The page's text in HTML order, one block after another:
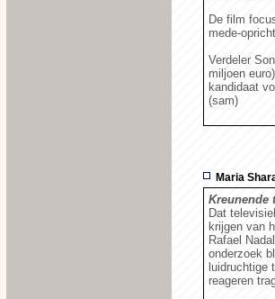
De film
mede-
Verdeler
miljoen
kandidaat
(sam)
Maria
Kreunende
Dat
krijgen van
Rafael
onderzoek
luidruchtige
reageren